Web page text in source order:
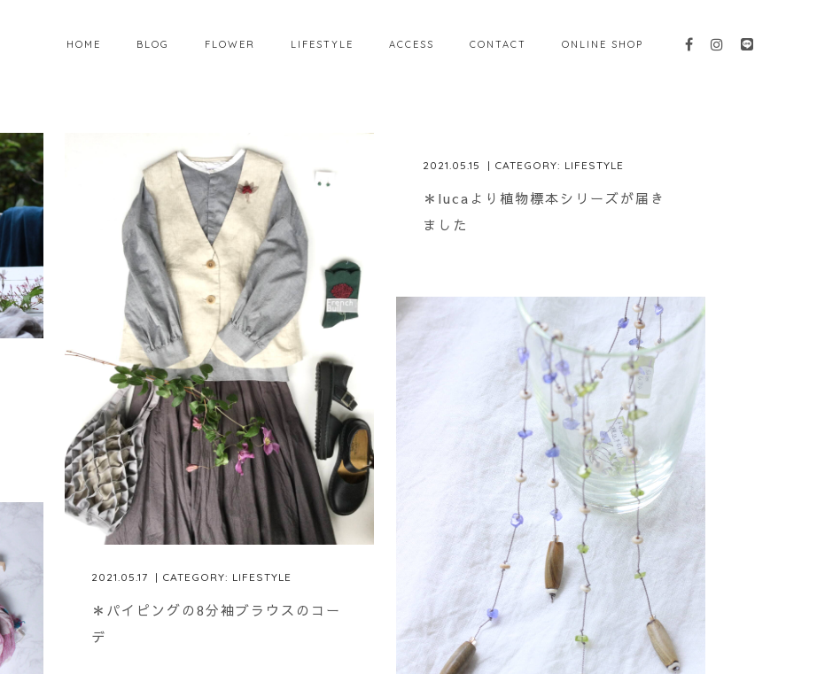
HOME BLOG FLOWER LIFESTYLE ACCESS CONTACT ONLINE SHOP
2021.05.17 | CATEGORY: LIFESTYLE
＊パイピングの8分袖ブラウスのコー
デ
2021.05.15 | CATEGORY: LIFESTYLE
＊lucaより植物標本シリーズが届き
ました